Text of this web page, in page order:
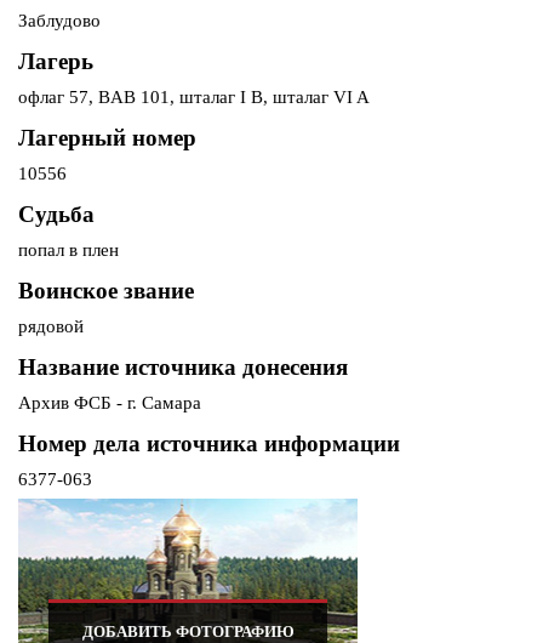
Заблудово
Лагерь
офлаг 57, BAB 101, шталаг I B, шталаг VI A
Лагерный номер
10556
Судьба
попал в плен
Воинское звание
рядовой
Название источника донесения
Архив ФСБ - г. Самара
Номер дела источника информации
6377-063
ДОБАВИТЬ ФОТОГРАФИЮ